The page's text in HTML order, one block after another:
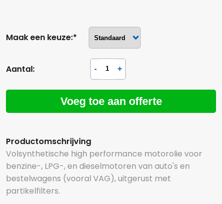
Maak een keuze:*
Aantal:
Voeg toe aan offerte
Productomschrijving
Volsynthetische high performance motorolie voor
benzine-, LPG-, en dieselmotoren van auto's en
bestelwagens (vooral VAG), uitgerust met
partikelfilters.